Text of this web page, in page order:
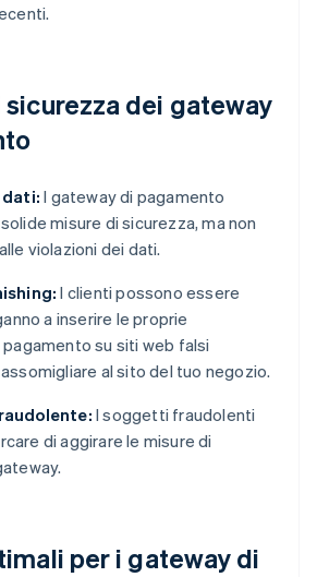
dei gateway
dati: I gateway di pagamento
misure di sicurezza, ma non
violazioni dei dati.
I clienti possono essere
a inserire le proprie
su siti web falsi
al sito del tuo negozio.
I soggetti fraudolenti
di aggirare le misure di
per i gateway di